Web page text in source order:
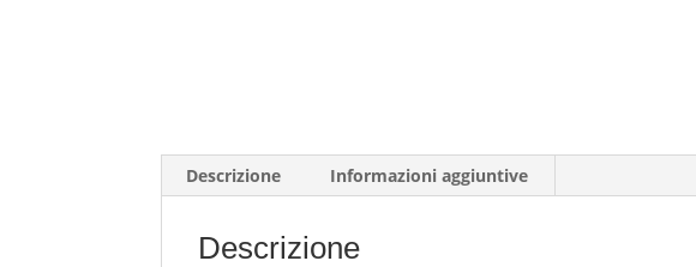
Descrizione Informazioni aggiuntive
Descrizione